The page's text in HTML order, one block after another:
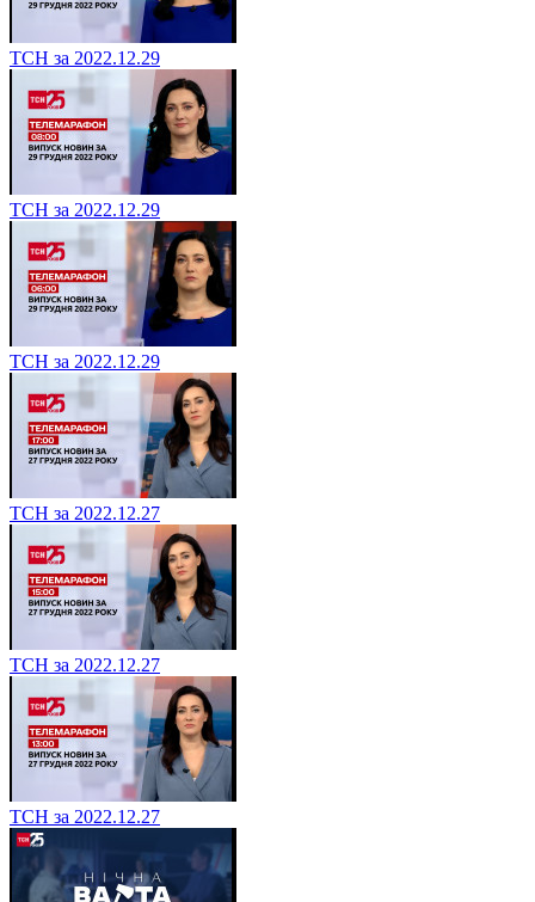
ТСН за 2022.12.29
ТСН за 2022.12.29
ТСН за 2022.12.29
ТСН за 2022.12.27
ТСН за 2022.12.27
ТСН за 2022.12.27